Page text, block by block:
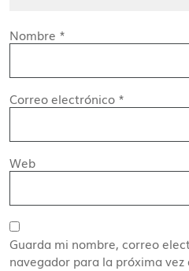
Nombre *
Correo electrónico *
Web
Guarda mi nombre, correo
navegador para la próxima vez